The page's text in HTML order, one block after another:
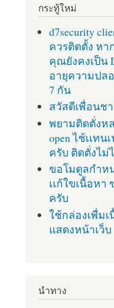
กระทู้ใหม่
d7security
ควรติดตั้ง หา
คุณยังคงเป็น
อายุความปล
7 กัน
สวัสดีเพื่อนช
พยามติดตั่งห
open ไช้เเทน
ครับ ติดตั่งไม่
ขอโมดูลกำห
เเก้ใขเนื้อหา
ครับ
ใช้กล่องเพื่ม
แสดงหน้าเว็บ
นำทาง